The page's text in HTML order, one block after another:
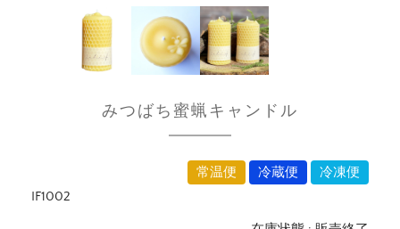
みつばち蜜蝋キャンドル
常温便 冷蔵便
冷凍便
IF1002